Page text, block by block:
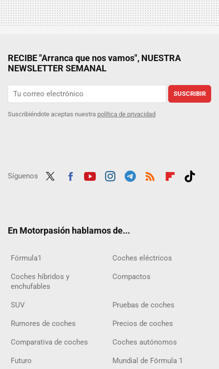
RECIBE "Arranca que nos vamos", NUESTRA
NEWSLETTER SEMANAL
SUSCRIBIR
Suscribiéndote aceptas nuestra política de privacidad
Síguenos
En Motorpasión hablamos de...
Fórmula1 Coches eléctricos
Coches híbridos y
enchufables
Compactos
SUV Pruebas de coches
Rumores de coches Precios de coches
Comparativa de coches Coches autónomos
Futuro Mundial de Fórmula 1